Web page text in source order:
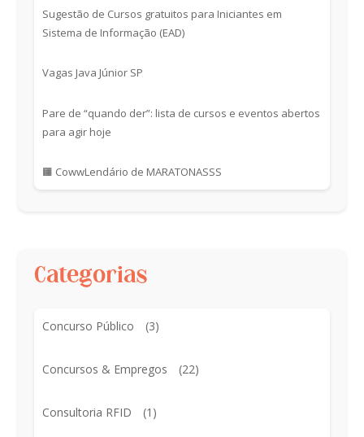
Sugestão de Cursos gratuitos para Iniciantes em
Sistema de Informação (EAD)
Vagas Java Júnior SP
Pare de “quando der”: lista de cursos e eventos abertos
para agir hoje
🟧 CowwLendário de MARATONASSS
Categorias
Concurso Público (3)
Concursos & Empregos (22)
Consultoria RFID (1)